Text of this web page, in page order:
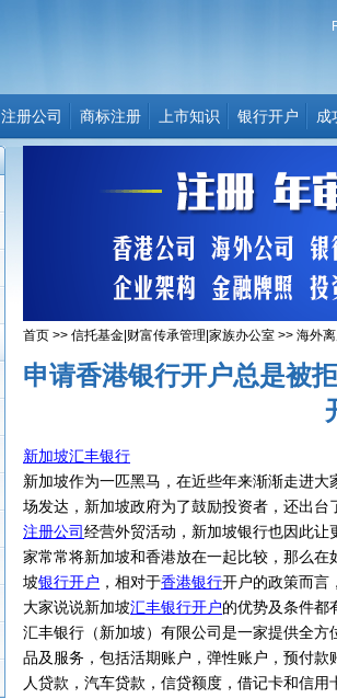
注册公司 商标注册 上市知识 银行开户 成
首页 >> 信托基金|财富传承管理|家族办公室 >> 海外
申请香港银行开户总是被
新加坡汇丰银行
新加坡作为一匹黑马，在近些年来渐渐走进
场发达，新加坡政府为了鼓励投资者，还出
注册公司经营外贸活动，新加坡银行也因此
家常常将新加坡和香港放在一起比较，那么在
坡银行开户 ，相对于香港银行开户的政策而言
大家说说新加坡汇丰银行开户的优势及条件都
汇丰银行（新加坡）有限公司是一家提供全
品及服务，包括活期账户，弹性账户，预付
人贷款，汽车贷款，信贷额度，借记卡和信用